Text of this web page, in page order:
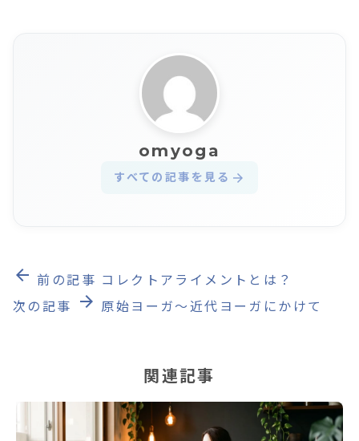
omyoga
すべての記事を見る arrow_forward
arrow_back 前の記事 コレクトアライメントとは？
次の記事
arrow_forward 原始ヨーガ〜近代ヨーガにかけて
関連記事